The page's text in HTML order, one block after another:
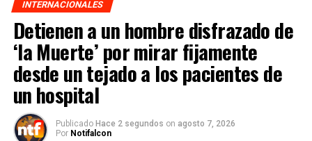
INTERNACIONALES
Detienen a un hombre disfrazado de
‘la Muerte’ por mirar fijamente
desde un tejado a los pacientes de
un hospital
Publicado Hace 2 segundos on agosto 7, 2026
Por Notifalcon